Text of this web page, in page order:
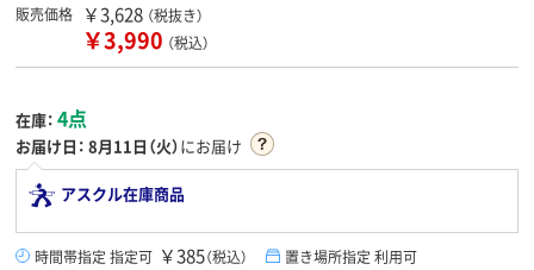
販売価格 ￥3,628 （税抜き）
￥3,990 （税込）
在庫： 4点
お届け日： 8月11日（火）にお届け
アスクル在庫商品
時間帯指定 指定可 ￥385（税込） 置き場所指定 利用可